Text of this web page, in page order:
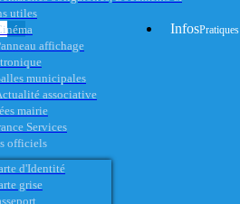
utiles
affichage
municipales
associative
InfosPratiques
mairie
Services
officiels
d'Identité
grise